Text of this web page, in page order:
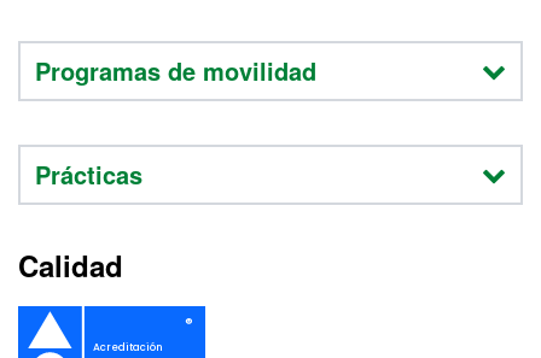
Programas de movilidad
Prácticas
Calidad